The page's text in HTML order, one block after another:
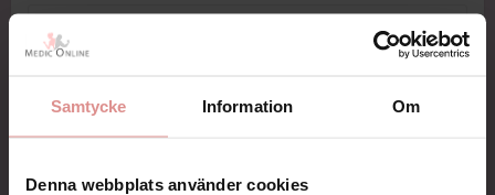
Samtycke Information Om
Denna webbplats använder cookies